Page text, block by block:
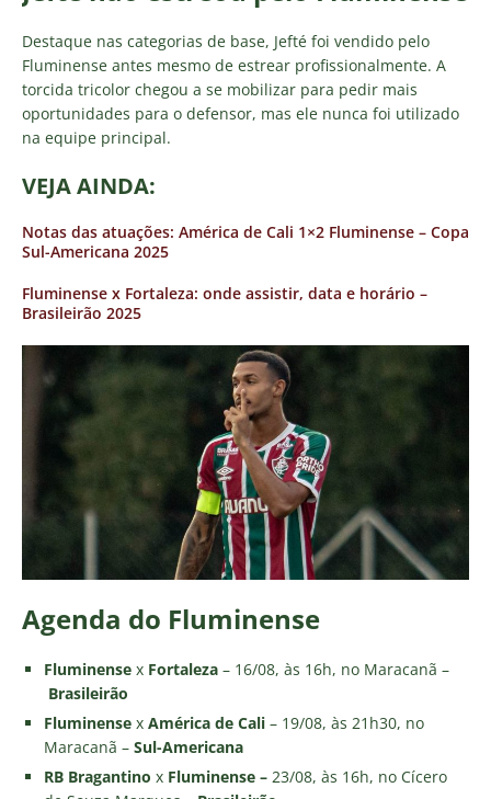
Destaque nas categorias de base, Jefté foi vendido pelo
Fluminense antes mesmo de estrear profissionalmente. A
torcida tricolor chegou a se mobilizar para pedir mais
oportunidades para o defensor, mas ele nunca foi utilizado
na equipe principal.
VEJA AINDA:
Notas das atuações: América de Cali 1×2 Fluminense – Copa
Sul-Americana 2025
Fluminense x Fortaleza: onde assistir, data e horário –
Brasileirão 2025
Agenda do Fluminense
Fluminense x Fortaleza – 16/08, às 16h, no Maracanã –
Brasileirão
Fluminense x América de Cali – 19/08, às 21h30, no
Maracanã – Sul-Americana
RB Bragantino x Fluminense – 23/08, às 16h, no Cícero